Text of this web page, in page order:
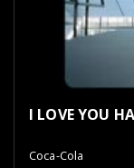
I LOVE YOU
Coca-Cola